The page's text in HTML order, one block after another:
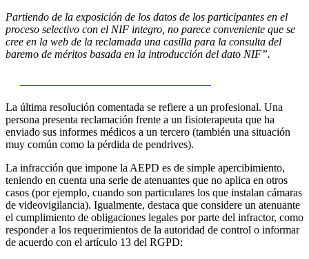
Partiendo de la exposición de los datos de los participantes en el
proceso selectivo con el NIF integro, no parece conveniente que se
cree en la web de la reclamada una casilla para la consulta del
baremo de méritos basada en la introducción del dato NIF”.
La última resolución comentada se refiere a un profesional. Una
persona presenta reclamación frente a un fisioterapeuta que ha
enviado sus informes médicos a un tercero (también una situación
muy común como la pérdida de pendrives).
La infracción que impone la AEPD es de simple apercibimiento,
teniendo en cuenta una serie de atenuantes que no aplica en otros
casos (por ejemplo, cuando son particulares los que instalan cámaras
de videovigilancia). Igualmente, destaca que considere un atenuante
el cumplimiento de obligaciones legales por parte del infractor, como
responder a los requerimientos de la autoridad de control o informar
de acuerdo con el artículo 13 del RGPD: